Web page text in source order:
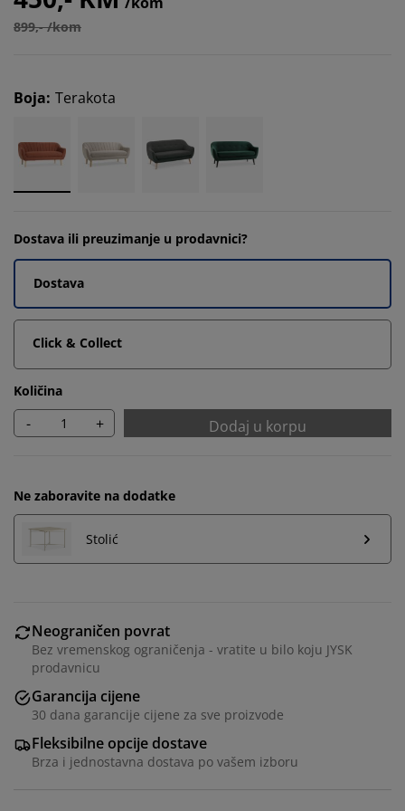
899,- /kom
Boja: Terakota
Dostava ili preuzimanje u prodavnici?
Dostava
Click & Collect
Količina
- + Dodaj u korpu
Ne zaboravite na dodatke
Stolić
Neograničen povrat
Bez vremenskog ograničenja - vratite u bilo koju JYSK
prodavnicu
Garancija cijene
30 dana garancije cijene za sve proizvode
Fleksibilne opcije dostave
Brza i jednostavna dostava po vašem izboru
Personalizujemo vaše iskustvo
U JYSKu koristimo kolačiće i mobilne identifikatore kako
bismo osigurali dobro iskustvo prilikom posjete našoj
web stranici. Kolačići prikupljaju informacije o vama